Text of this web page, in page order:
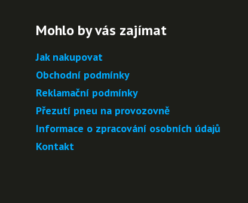
Mohlo by vás zajímat
Jak nakupovat
Obchodní podmínky
Reklamační podmínky
Přezutí pneu na provozovně
Informace o zpracování osobních údajů
Kontakt